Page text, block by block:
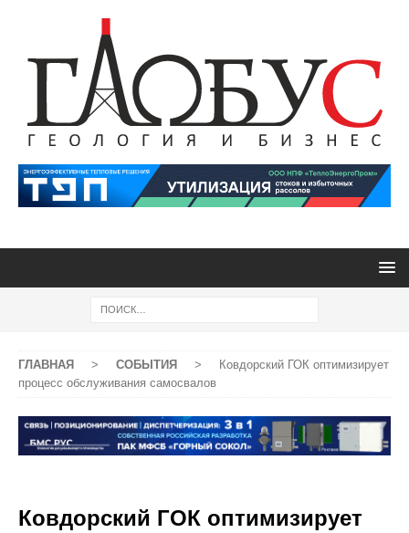
ГЛАВНАЯ > СОБЫТИЯ >
Ковдорский ГОК оптимизирует
процесс обслуживания самосвалов
Ковдорский ГОК оптимизирует